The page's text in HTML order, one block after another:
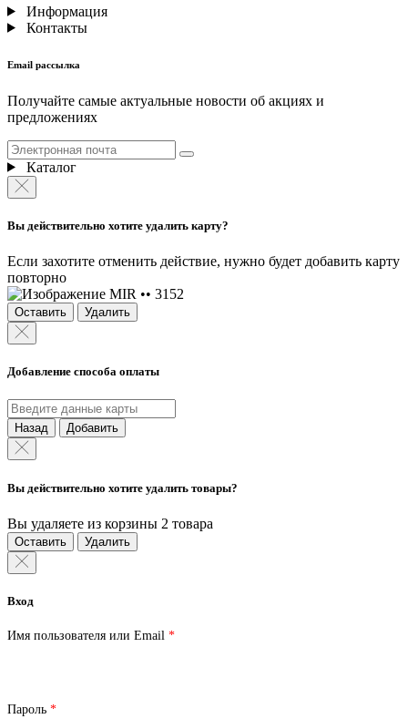
Информация
Контакты
Email рассылка
Получайте самые актуальные новости об акциях и
предложениях
Каталог
Вы действительно хотите удалить карту?
Если захотите отменить действие, нужно будет добавить карту
повторно
MIR •• 3152
Оставить Удалить
Добавление способа оплаты
Назад Добавить
Вы действительно хотите удалить товары?
Вы удаляете из корзины 2 товара
Оставить Удалить
Вход
Имя пользователя или Email *Обязательно
Пароль *Обязательно